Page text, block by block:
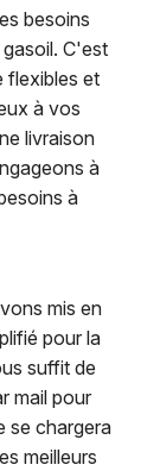
besoins
C'est
flexibles et
à vos
livraison
à
à
mis en
pour la
suffit de
mail pour
se chargera
meilleurs